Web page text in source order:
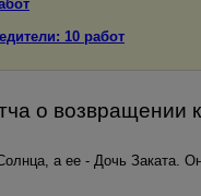
10 работ
о возвращении
а ее - Дочь Заката.